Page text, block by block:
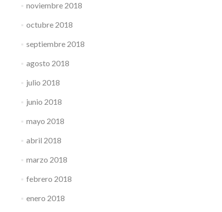
noviembre 2018
octubre 2018
septiembre 2018
agosto 2018
julio 2018
junio 2018
mayo 2018
abril 2018
marzo 2018
febrero 2018
enero 2018